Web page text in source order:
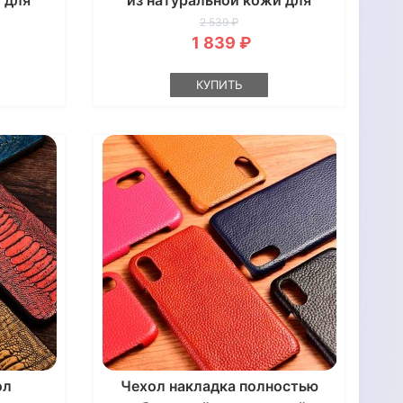
Samsung S9 G960 "GENUINE
РЕПТИЛИЯ"
2 539 ₽
1 839 ₽
КУПИТЬ
Чехол накладка полностью